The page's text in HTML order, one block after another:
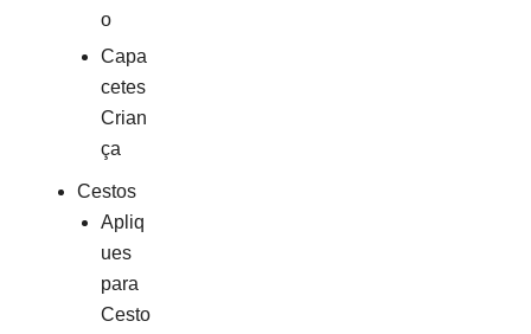
o
Capa
cetes
Crian
ça
Cestos
Apliq
ues
para
Cesto